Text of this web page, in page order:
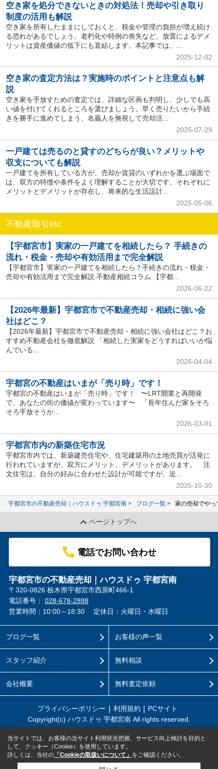
空き家を処分できないときの対処法！売却や引き取り
制度の活用も解説
空き家を所有したままにしておくと、税金や管理の負担が増え続け
る恐れがあるでしょう。老朽化や特例の喪失など、放置によるデメ
リットは資産価値の低下にも直結します。本記事では、...
2025-12-02
空き家の査定方法は？実施時のポイントと注意点も解
説
空き家を手放すための査定では、詳細な区画も判明し、少しでも高
い値を付けてくれるところを選びましょう。早く売りたいから手続
きを勝手に進めてしまう、名義人を無視して売却活...
2025-07-29
一戸建ては売るのと貸すのどちらが良い？メリットや
収支についても解説
一戸建てを所有している方が、売却か賃貸のいずれかを選ぶ場面で
は、双方の特徴や条件をよく理解することが大切です。それぞれに
メリットとデメリットが存在し、将来的な生活設計...
2025-05-06
不動産取引etc
【宇都宮市】実家の一戸建てを相続したら？ 手続きの
流れ・税金・売却や有効活用まで完全解説
【宇都宮市】実家の一戸建てを相続したら？手続きの流れ・税金・
売却や有効活用まで完全解説 不動産相続コラム 【宇都...
2026-06-22
【2026年最新】宇都宮市で不動産売却・相続に強い会
社はどこ？
【2026年最新】宇都宮市で不動産売却・相続に強い会社はどこ？お
すすめ不動産会社を徹底解説 「相続した実家をどうすればいいか悩
んでいる...
2026-04-04
宇都宮の不動産はいまが「売り時」です！
宇都宮の不動産はいまが「売り時」です！ 〜LRT開業と再開発
で、あなたの街の価値が変わっています〜 「長年住んだ家をそろ
そろ手放そうか...
2026-03-01
宇都宮市内の新築住宅市況
宇都宮市内では、新築建売住宅や、住宅建築用の土地売買が活発に
行われていますが、双方にメリット、デメリットがあります。 注
文住宅は、自分の好みに合わせた設計が可能ですが、近...
2025-10-30
宇都宮市の不動産売却｜ハウスドゥ 宇都宮南 ブログ一覧 家の売却でやっ
ページトップへ
電話でお問い合わせ
宇都宮市の不動産売却｜ハウスドゥ 宇都宮南
〒320-0826 栃木県宇都宮市西原町466-1
電話番号： 028-678-2888
営業時間：10:00～18:30
定休日：火曜日・水曜日
ブログ一覧
スタッフ紹介
会社概要
お客様の声一覧
無料相談
無料査定依頼
プライバシーポリシー 利用規約
PCサイト
Copyright(c) ハウスドゥ 宇都宮南 All rights reserved.
当サイトでは、お客様の当サイト利用状況把握、サービス向上検討を目的と
して、クッキー（Cookie）を使用しています。
詳しくは、当社の 「Cookieの取扱いについて」 をご確認ください。